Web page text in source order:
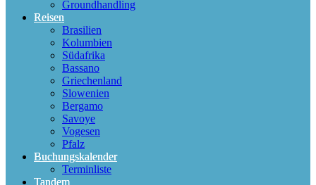
Groundhandling
Reisen
Brasilien
Kolumbien
Südafrika
Bassano
Griechenland
Slowenien
Bergamo
Savoye
Vogesen
Pfalz
Buchungskalender
Terminliste
Tandem